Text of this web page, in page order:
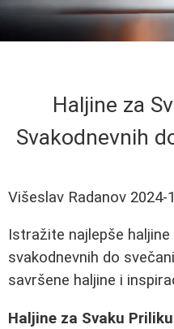
Haljine za
Svakodnevnih
Višeslav Radanov 2024-
Istražite najlepše
svakodnevnih do
savršene haljine i
Haljine za Svaku